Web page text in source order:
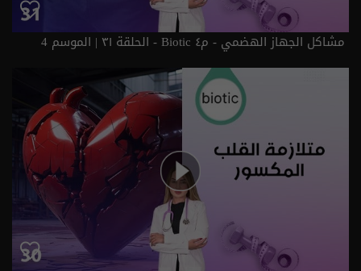
مشاكل الجهاز الهضمي - م٤ Biotic - الحلقة ٣١ | الموسم 4